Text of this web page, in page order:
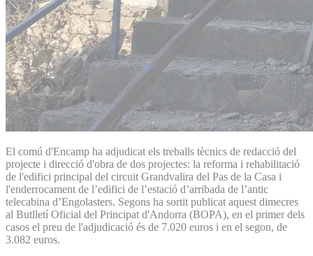
El comú d'Encamp ha adjudicat els treballs tècnics de redacció del
projecte i direcció d'obra de dos projectes: la reforma i rehabilitació
de l'edifici principal del circuit Grandvalira del Pas de la Casa i
l'enderrocament de l’edifici de l’estació d’arribada de l’antic
telecabina d’Engolasters. Segons ha sortit publicat aquest dimecres
al Butlletí Oficial del Principat d'Andorra (BOPA), en el primer dels
casos el preu de l'adjudicació és de 7.020 euros i en el segon, de
3.082 euros.